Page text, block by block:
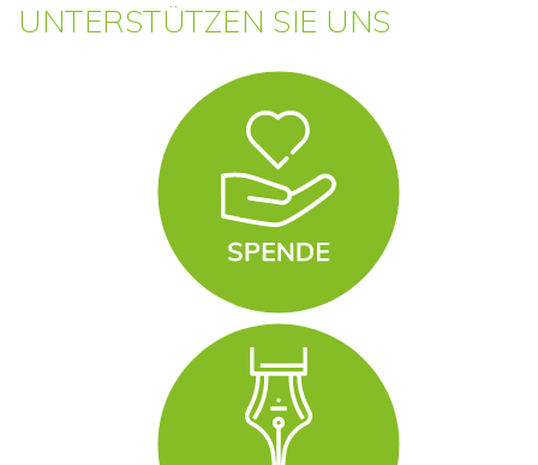
UNTERSTÜTZEN SIE UNS